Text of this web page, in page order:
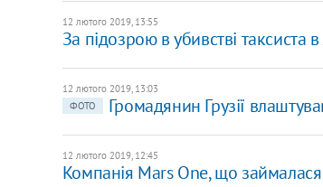
12 лютого 2019, 13:55
За підозрою в убивстві таксиста
12 лютого 2019, 13:03
ФОТО
Громадянин Грузії
12 лютого 2019, 12:45
Компанія Mars One, що